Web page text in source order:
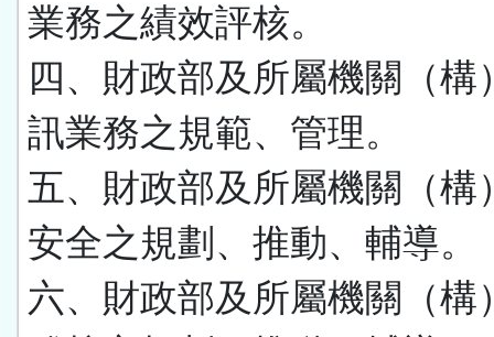
業務之績效評核。
四、財政部及所屬機關（構
訊業務之規範、管理。
五、財政部及所屬機關（構
安全之規劃、推動、輔導。
六、財政部及所屬機關（構